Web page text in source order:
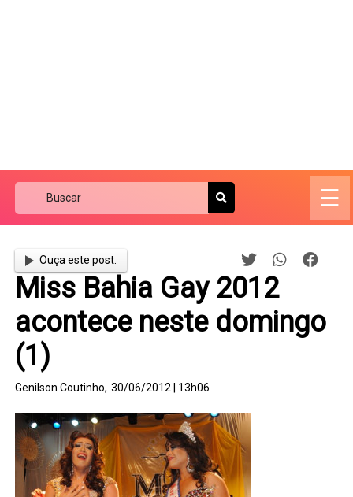
☰
Ouça este post.
Miss Bahia Gay 2012
acontece neste domingo
(1)
Genilson Coutinho, 30/06/2012 | 13h06